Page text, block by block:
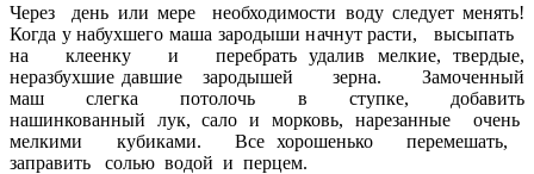
Через день или мере необходимости воду следует менять!
Когда у набухшего маша зародыши начнут расти, высыпать
на клеенку и перебрать удалив мелкие, твердые,
неразбухшие давшие зародышей зерна. Замоченный
маш слегка потолочь в ступке, добавить
нашинкованный лук, сало и морковь, нарезанные очень
мелкими кубиками. Все хорошенько перемешать,
заправить солью водой и перцем.